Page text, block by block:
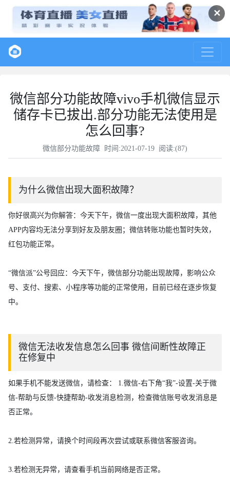
✕
微信部分功能故障vivo手机微信显示
储存卡已拔出.部分功能无法使用是
怎么回事?
微信部分功能故障 时间:2021-07-19 阅读:(87)
为什么微信出现大面积故障？
你好很高兴为你解答：今天下午，微信一度出现大面积故障，其他
APP内容均无法分享到好友及朋友圈；微信转账功能也暂时失效，
红包功能正常。
“微信派”公号回应：今天下午，微信部分功能出现故障，影响公众
号、支付、搜索、小程序等功能的正常使用，目前已经在逐步恢复
中。
微信无法收发信息怎么回事 微信间断性故障正
在修复中
如果手机不能发送微信，请检查： 1.微信-右下角“我”-设置-关于微
信-帮助与反馈-快捷帮助-收发消息检测，检查微信账号收发消息是
否正常。
2.若检测异常，请换个时间段再次尝试或联系微信客服咨询。
3.若检测无异常，请查看手机当前网络是否正常。